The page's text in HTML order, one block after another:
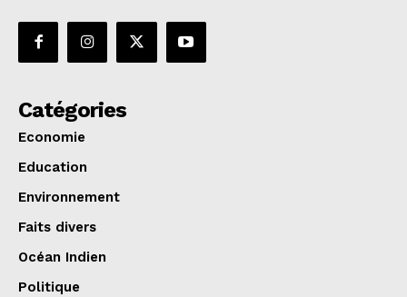
Catégories
Economie
Education
Environnement
Faits divers
Océan Indien
Politique